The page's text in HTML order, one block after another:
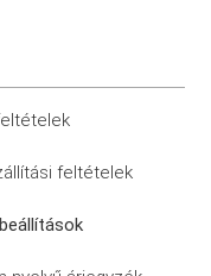
feltételek